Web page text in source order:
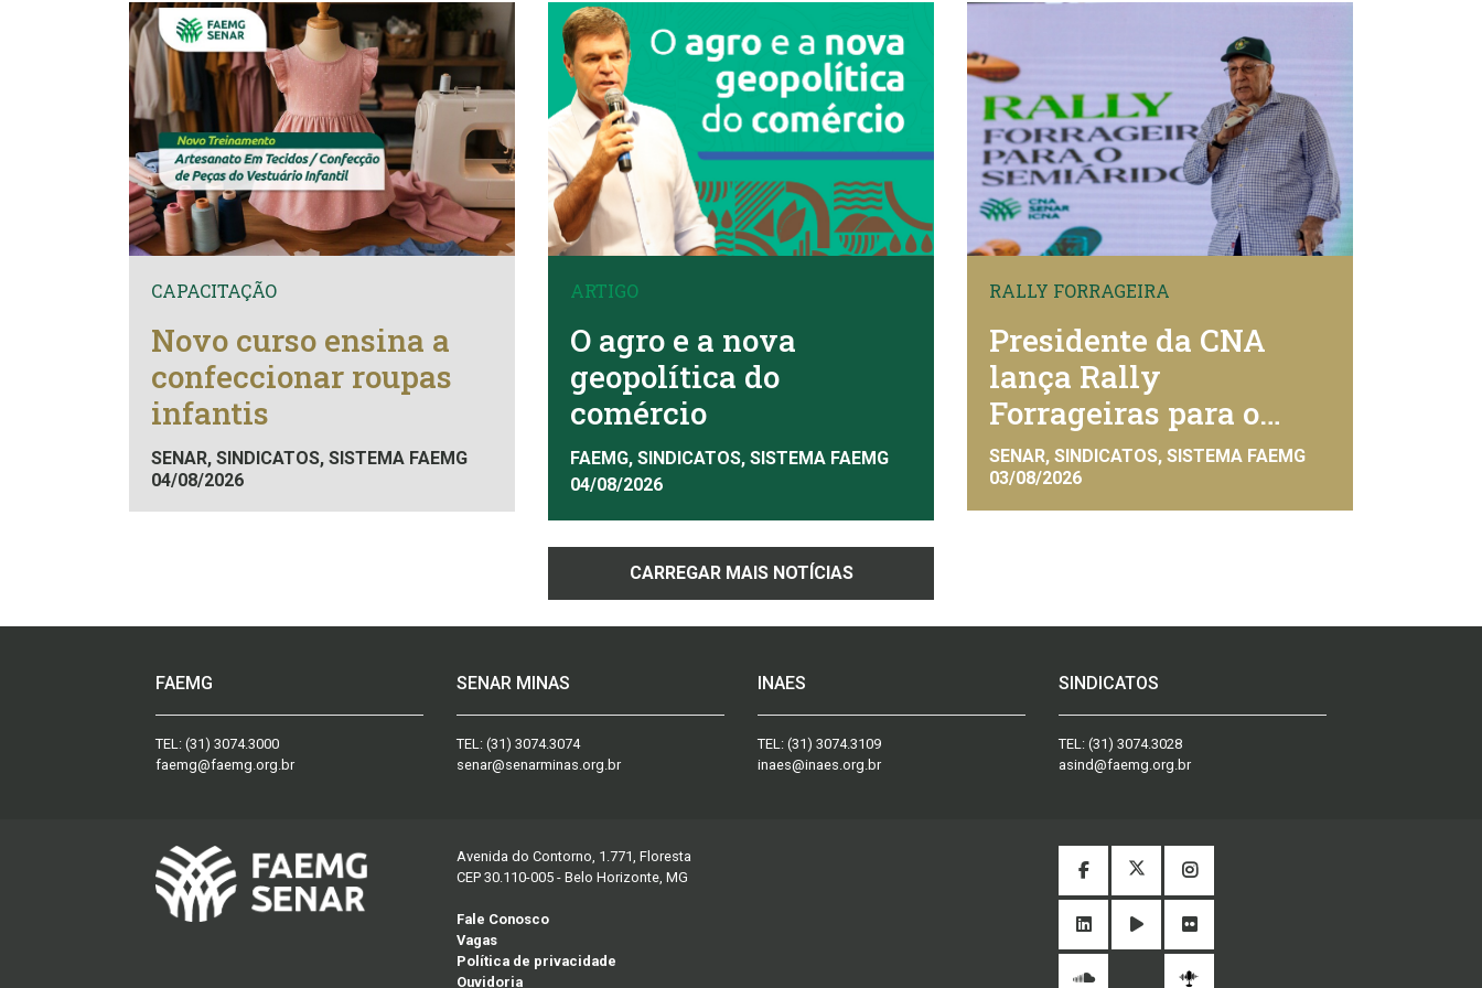
CAPACITAÇÃO
Novo curso ensina a
confeccionar roupas
infantis
SENAR, SINDICATOS, SISTEMA FAEMG
04/08/2026
ARTIGO
O agro e a nova
geopolítica do
comércio
FAEMG, SINDICATOS, SISTEMA FAEMG
04/08/2026
RALLY FORRAGEIRA
Presidente da CNA
lança Rally
Forrageiras para o
Semiárido
SENAR, SINDICATOS, SISTEMA FAEMG
03/08/2026
CARREGAR MAIS NOTÍCIAS
FAEMG
TEL: (31) 3074.3000
faemg@faemg.org.br
SENAR MINAS
TEL: (31) 3074.3074
senar@senarminas.org.br
INAES
TEL: (31) 3074.3109
inaes@inaes.org.br
SINDICATOS
TEL: (31) 3074.3028
asind@faemg.org.br
Avenida do Contorno, 1.771, Floresta
CEP 30.110-005 - Belo Horizonte, MG
Fale Conosco
Vagas
Política de privacidade
Ouvidoria